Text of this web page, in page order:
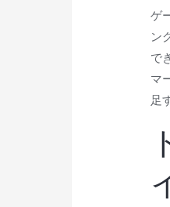
ゲ
ン
で
マ
足